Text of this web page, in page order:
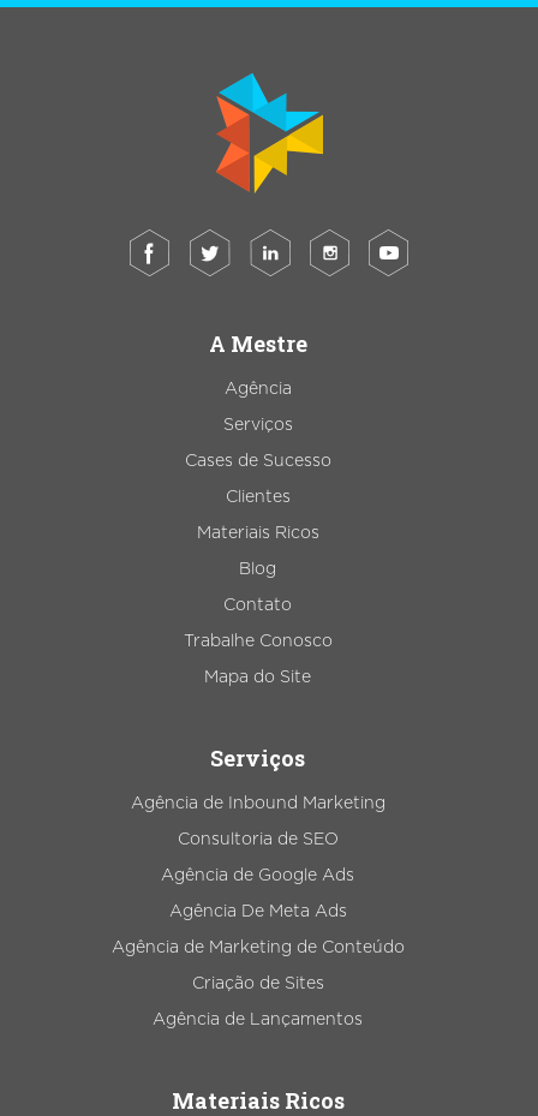
A Mestre
Agência
Serviços
Cases de Sucesso
Clientes
Materiais Ricos
Blog
Contato
Trabalhe Conosco
Mapa do Site
Serviços
Agência de Inbound Marketing
Consultoria de SEO
Agência de Google Ads
Agência De Meta Ads
Agência de Marketing de Conteúdo
Criação de Sites
Agência de Lançamentos
Materiais Ricos